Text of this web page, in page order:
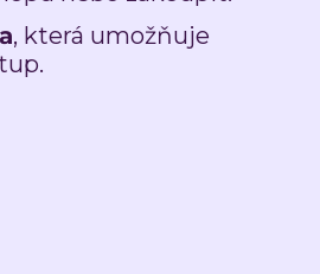
, která umožňuje